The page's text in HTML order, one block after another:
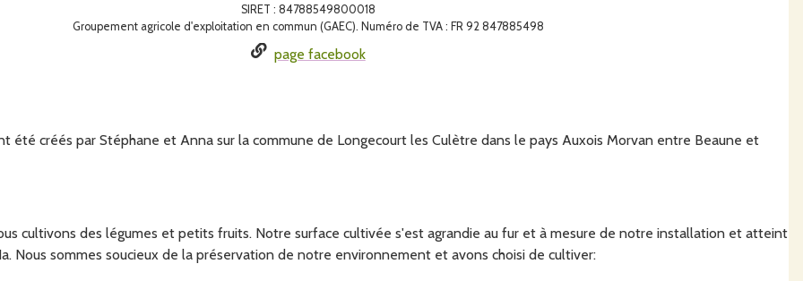
SIRET : 84788549800018
Groupement agricole d'exploitation en commun (GAEC). Numéro de TVA : FR 92 847885498
page facebook
été créés par Stéphane et Anna sur la commune de Longecourt les Culètre dans le pays Auxois Morvan entre Beaune et
cultivons des légumes et petits fruits. Notre surface cultivée s'est agrandie au fur et à mesure de notre installation et atteint
Nous sommes soucieux de la préservation de notre environnement et avons choisi de cultiver: